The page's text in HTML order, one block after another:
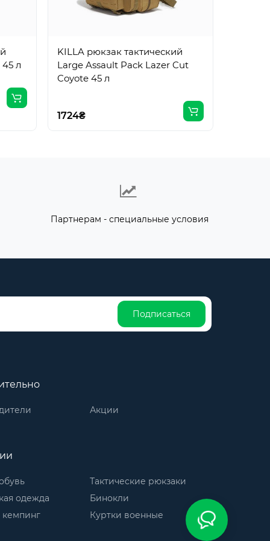
л
KILLA рюкзак тактический
Large Assault Pack Lazer Cut
Coyote 45 л
1724₴
Партнерам - специальные условия
Подписаться
Акции
одежда
Тактические рюкзаки
Бинокли
Куртки военные